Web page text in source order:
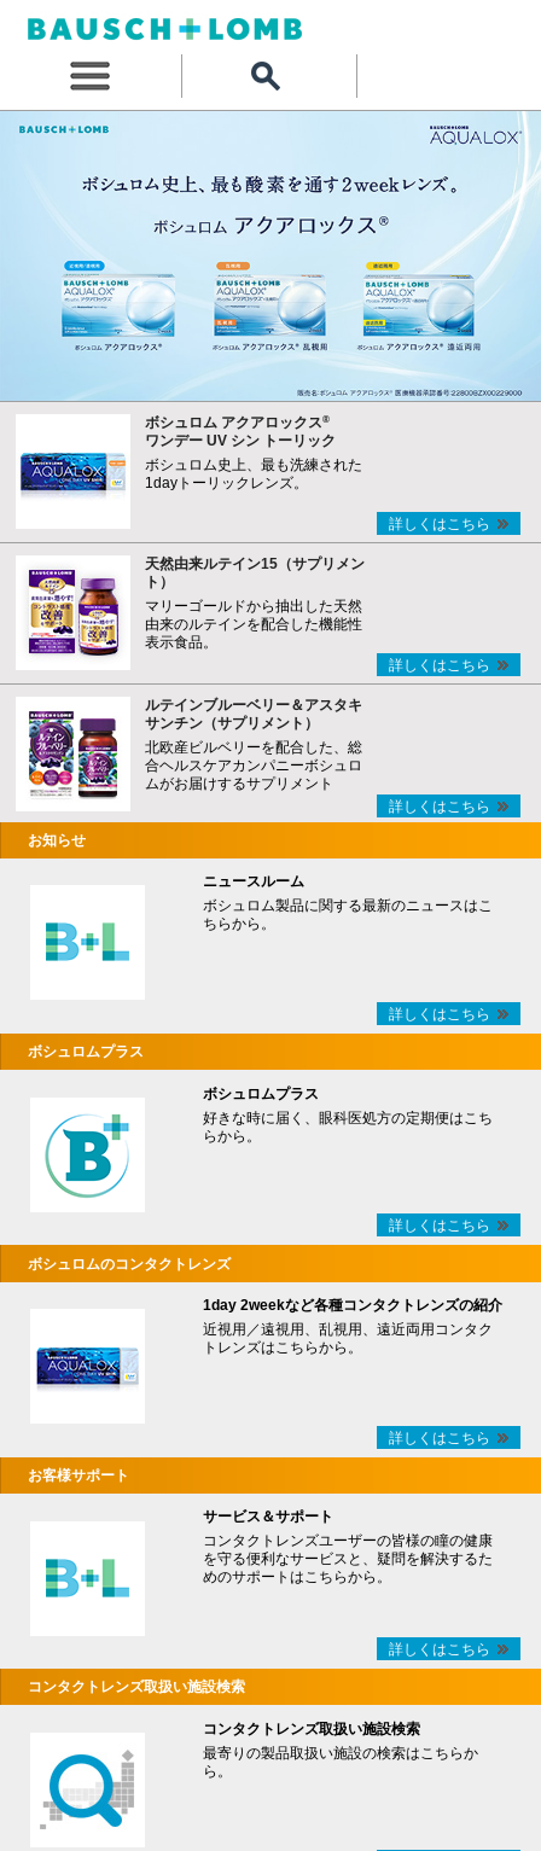
ボシュロム アクアロックス®
ワンデー UV シン トーリック
ボシュロム史上、最も洗練された
1dayトーリックレンズ。
詳しくはこちら
天然由来ルテイン15（サプリメン
ト）
マリーゴールドから抽出した天然
由来のルテインを配合した機能性
表示食品。
詳しくはこちら
ルテインブルーベリー＆アスタキ
サンチン（サプリメント）
北欧産ビルベリーを配合した、総
合ヘルスケアカンパニーボシュロ
ムがお届けするサプリメント
詳しくはこちら
お知らせ
ニュースルーム
ボシュロム製品に関する最新のニュースはこ
ちらから。
詳しくはこちら
ボシュロムプラス
ボシュロムプラス
好きな時に届く、眼科医処方の定期便はこち
らから。
詳しくはこちら
ボシュロムのコンタクトレンズ
1day 2weekなど各種コンタクトレンズの紹介
近視用／遠視用、乱視用、遠近両用コンタク
トレンズはこちらから。
詳しくはこちら
お客様サポート
サービス＆サポート
コンタクトレンズユーザーの皆様の瞳の健康
を守る便利なサービスと、疑問を解決するた
めのサポートはこちらから。
詳しくはこちら
コンタクトレンズ取扱い施設検索
コンタクトレンズ取扱い施設検索
最寄りの製品取扱い施設の検索はこちらか
ら。